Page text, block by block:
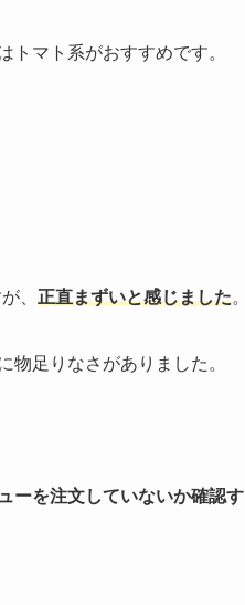
マト系がおすすめです。
、 正直まずいと感じました。
足りなさがありました。
ーを注文していないか確認す